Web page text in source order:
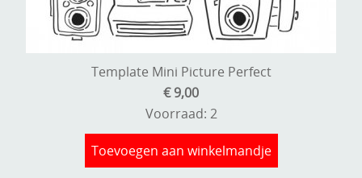
Template Mini Picture Perfect
€ 9,00
Voorraad: 2
Toevoegen aan winkelmandje